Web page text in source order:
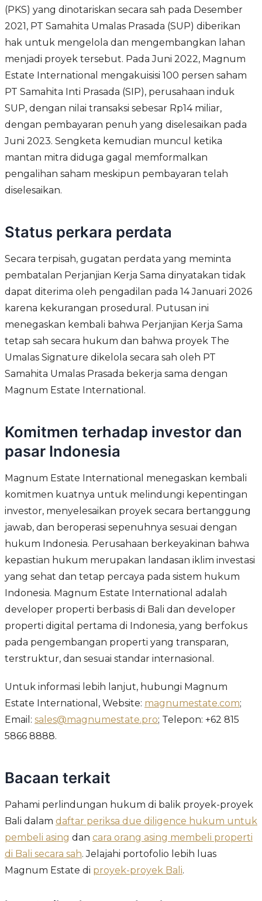
(PKS) yang dinotariskan secara sah pada Desember
2021, PT Samahita Umalas Prasada (SUP) diberikan
hak untuk mengelola dan mengembangkan lahan
menjadi proyek tersebut. Pada Juni 2022, Magnum
Estate International mengakuisisi 100 persen saham
PT Samahita Inti Prasada (SIP), perusahaan induk
SUP, dengan nilai transaksi sebesar Rp14 miliar,
dengan pembayaran penuh yang diselesaikan pada
Juni 2023. Sengketa kemudian muncul ketika
mantan mitra diduga gagal memformalkan
pengalihan saham meskipun pembayaran telah
diselesaikan.
Status perkara perdata
Secara terpisah, gugatan perdata yang meminta
pembatalan Perjanjian Kerja Sama dinyatakan tidak
dapat diterima oleh pengadilan pada 14 Januari 2026
karena kekurangan prosedural. Putusan ini
menegaskan kembali bahwa Perjanjian Kerja Sama
tetap sah secara hukum dan bahwa proyek The
Umalas Signature dikelola secara sah oleh PT
Samahita Umalas Prasada bekerja sama dengan
Magnum Estate International.
Komitmen terhadap investor dan
pasar Indonesia
Magnum Estate International menegaskan kembali
komitmen kuatnya untuk melindungi kepentingan
investor, menyelesaikan proyek secara bertanggung
jawab, dan beroperasi sepenuhnya sesuai dengan
hukum Indonesia. Perusahaan berkeyakinan bahwa
kepastian hukum merupakan landasan iklim investasi
yang sehat dan tetap percaya pada sistem hukum
Indonesia. Magnum Estate International adalah
developer properti berbasis di Bali dan developer
properti digital pertama di Indonesia, yang berfokus
pada pengembangan properti yang transparan,
terstruktur, dan sesuai standar internasional.
Untuk informasi lebih lanjut, hubungi Magnum
Estate International, Website: magnumestate.com;
Email: sales@magnumestate.pro; Telepon: +62 815
5866 8888.
Bacaan terkait
Pahami perlindungan hukum di balik proyek-proyek
Bali dalam daftar periksa due diligence hukum untuk
pembeli asing dan cara orang asing membeli properti
di Bali secara sah. Jelajahi portofolio lebih luas
Magnum Estate di proyek-proyek Bali.